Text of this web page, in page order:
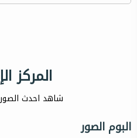
المركز
شاهد احدث
البوم الصور